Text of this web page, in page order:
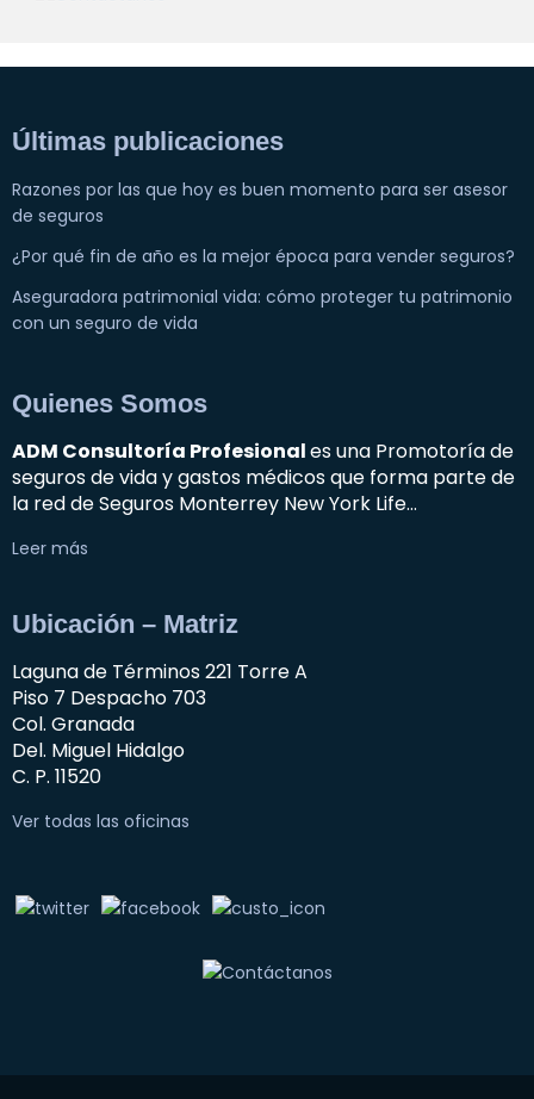
Últimas publicaciones
Razones por las que hoy es buen momento para ser asesor
de seguros
¿Por qué fin de año es la mejor época para vender seguros?
Aseguradora patrimonial vida: cómo proteger tu patrimonio
con un seguro de vida
Quienes Somos
ADM Consultoría Profesionales una Promotoría de
seguros de vida y gastos médicos que forma parte de
la red de Seguros Monterrey New York Life…
Leer más
Ubicación – Matriz
Laguna de Términos 221 Torre A
Piso 7 Despacho 703
Col. Granada
Del. Miguel Hidalgo
C. P. 11520
Ver todas las oficinas